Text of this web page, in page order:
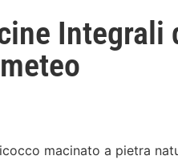
Integrali
macinato a pietra